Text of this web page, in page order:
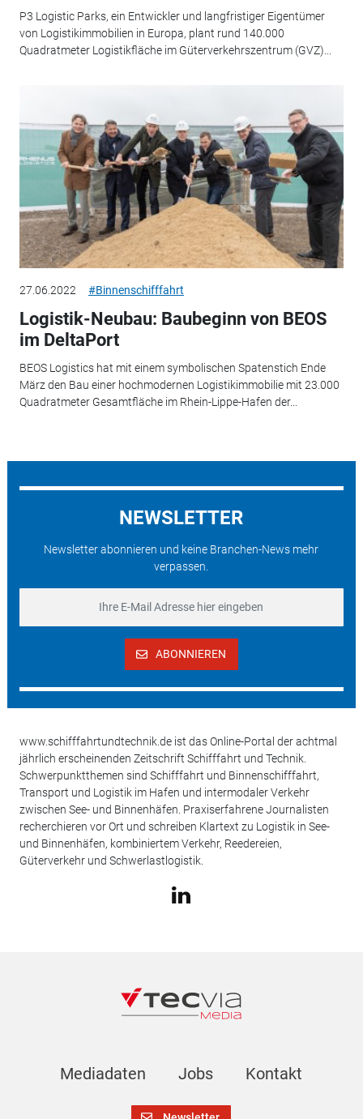
P3 Logistic Parks, ein Entwickler und langfristiger Eigentümer
von Logistikimmobilien in Europa, plant rund 140.000
Quadratmeter Logistikfläche im Güterverkehrszentrum (GVZ)...
27.06.2022 #Binnenschifffahrt
Logistik-Neubau: Baubeginn von BEOS
im DeltaPort
BEOS Logistics hat mit einem symbolischen Spatenstich Ende
März den Bau einer hochmodernen Logistikimmobilie mit 23.000
Quadratmeter Gesamtfläche im Rhein-Lippe-Hafen der...
NEWSLETTER
Newsletter abonnieren und keine Branchen-News mehr
verpassen.
ABONNIEREN
www.schifffahrtundtechnik.de ist das Online-Portal der achtmal
jährlich erscheinenden Zeitschrift Schifffahrt und Technik.
Schwerpunktthemen sind Schifffahrt und Binnenschifffahrt,
Transport und Logistik im Hafen und intermodaler Verkehr
zwischen See- und Binnenhäfen. Praxiserfahrene Journalisten
recherchieren vor Ort und schreiben Klartext zu Logistik in See-
und Binnenhäfen, kombiniertem Verkehr, Reedereien,
Güterverkehr und Schwerlastlogistik.
Mediadaten Jobs Kontakt